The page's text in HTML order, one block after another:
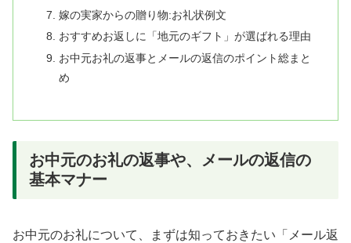
嫁の実家からの贈り物:お礼状例文
おすすめお返しに「地元のギフト」が選ばれる理由
お中元お礼の返事とメールの返信のポイント総まと
め
お中元のお礼の返事や、メールの返信の
基本マナー
お中元のお礼について、まずは知っておきたい「メール返